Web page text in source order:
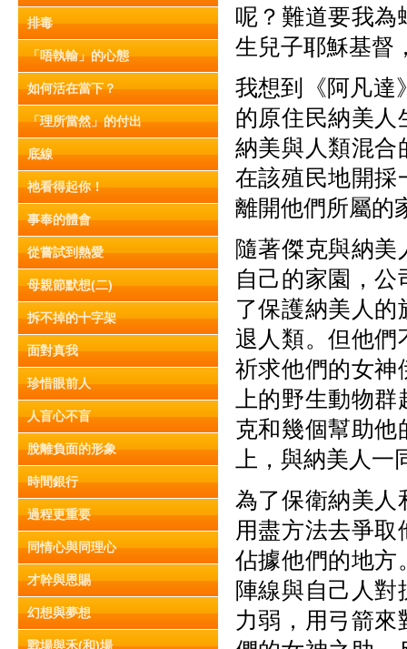
排毒
「唔執輸」的心態
如何活在當下？
「理所當然」的付出
底線
祂看得起你！
事奉的體會
從嘗試到熱愛
母親節默想(二)
拆不掉的十字架
面對真我
珍惜眼前人
人盲心不盲
脫離負面的形象
時間銀行
過程更重要
同情心與同理心
才幹與恩賜
幻想與夢想
戰場與禾(和)場
呢？難道要我為
生兒子耶穌基督
我想到《阿凡達
的原住民納美人
納美與人類混合
在該殖民地開採
離開他們所屬的
隨著傑克與納
自己的家園，
了保護納美人
退人類。但他們
祈求他們的女神
上的野生動物
克和幾個幫助他
上，與納美人
為了保衛納美人
用盡方法去爭
佔據他們的地方
陣線與自己人
力弱，用弓箭